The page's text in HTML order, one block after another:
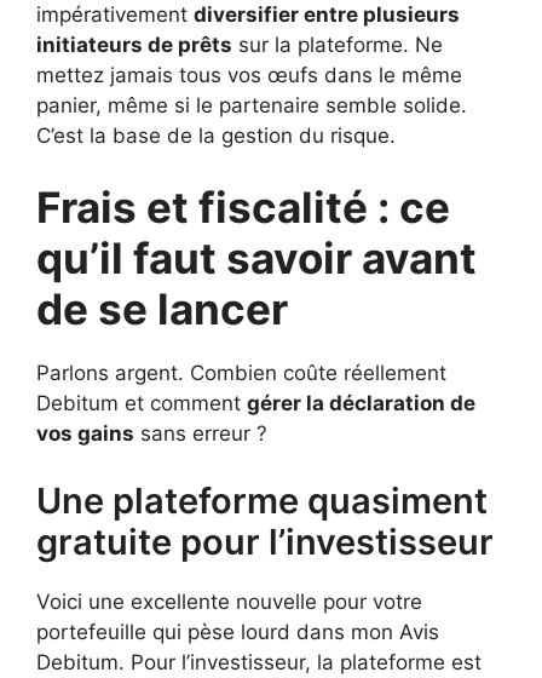
impérativement diversifier entre plusieurs
initiateurs de prêts sur la plateforme. Ne
mettez jamais tous vos œufs dans le même
panier, même si le partenaire semble solide.
C’est la base de la gestion du risque.
Frais et fiscalité : ce
qu’il faut savoir avant
de se lancer
Parlons argent. Combien coûte réellement
Debitum et comment gérer la déclaration de
vos gains sans erreur ?
Une plateforme quasiment
gratuite pour l’investisseur
Voici une excellente nouvelle pour votre
portefeuille qui pèse lourd dans mon Avis
Debitum. Pour l’investisseur, la plateforme est